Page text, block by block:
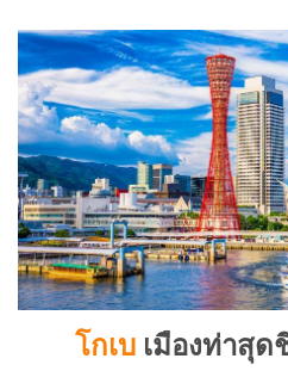
โกเบเมืองท่าสุด